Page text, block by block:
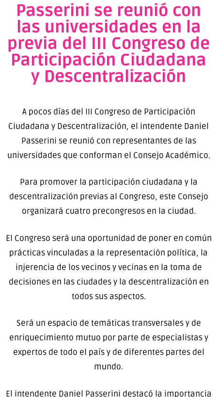
Passerini se reunió con
las universidades en la
previa del III Congreso de
Participación Ciudadana
y Descentralización
A pocos días del III Congreso de Participación
Ciudadana y Descentralización, el intendente Daniel
Passerini se reunió con representantes de las
universidades que conforman el Consejo Académico.
Para promover la participación ciudadana y la
descentralización previas al Congreso, este Consejo
organizará cuatro precongresos en la ciudad.
El Congreso será una oportunidad de poner en común
prácticas vinculadas a la representación política, la
injerencia de los vecinos y vecinas en la toma de
decisiones en las ciudades y la descentralización en
todos sus aspectos.
Será un espacio de temáticas transversales y de
enriquecimiento mutuo por parte de especialistas y
expertos de todo el país y de diferentes partes del
mundo.
El intendente Daniel Passerini destacó la importancia